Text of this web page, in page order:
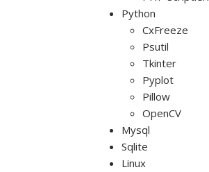
Python
CxFreeze
Psutil
Tkinter
Pyplot
Pillow
OpenCV
Mysql
Sqlite
Linux